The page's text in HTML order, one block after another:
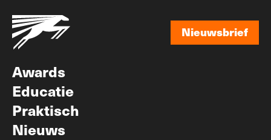
Nieuwsbrief
Awards
Educatie
Praktisch
Nieuws